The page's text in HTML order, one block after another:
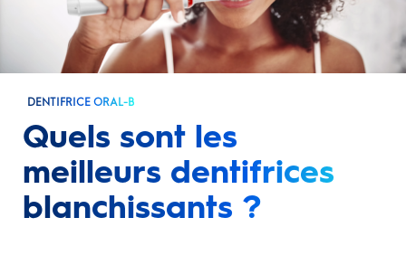
DENTIFRICE ORAL-B
Quels sont les
meilleurs dentifrices
blanchissants ?